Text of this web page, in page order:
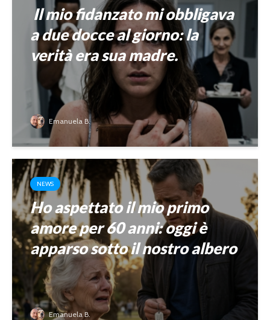
Il mio fidanzato mi obbligava
a due docce al giorno: la
verità era sua madre.
Emanuela B.
NEWS
Ho aspettato il mio primo
amore per 60 anni: oggi è
apparso sotto il nostro albero
Emanuela B.